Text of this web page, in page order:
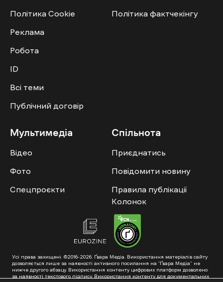
Політика Cookie
Реклама
Робота
ID
Всі теми
Публічний договір
Політика фактчекінгу
Мультимедіа
Відео
Фото
Спецпроєкти
Спільнота
Приєднатись
Повідомити новину
Правила публікації
Колонок
Усі права захищені. ©2016-2026. Ґвара Медіа. Використання матеріалів сайту
дозволяється лише за наявності активного посилання на “Ґвара Медіа” не
нижче другого абзацу. Використання контенту цифрових платформ дозволено
за наявності текстового підпису. Використання контенту для документальних